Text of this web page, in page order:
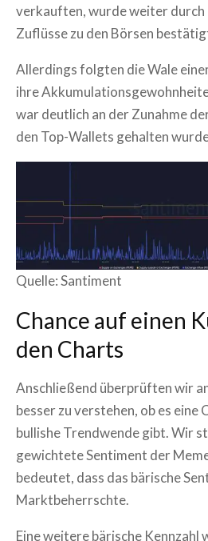
verkauften, wurde weiter durch
Zuflüsse zu den Börsen
Allerdings folgten die Wale
ihre
war deutlich an der Zunahme
den Top-Wallets gehalten
Quelle: Santiment
Chance auf einen
den Charts
Anschließend überprüften wir
besser zu verstehen, ob es eine
bullishe Trendwende gibt. Wir
gewichtete Sentiment der
bedeutet, dass das bärische
Marktbeherrschte.
Eine weitere bärische Kennzahl